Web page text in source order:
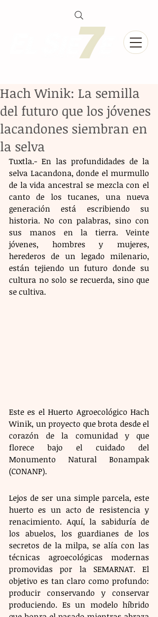
Hach Winik: La semilla
del futuro que los jóvenes
lacandones siembran en
la selva
Tuxtla.- En las profundidades de la
selva Lacandona, donde el murmullo
de la vida ancestral se mezcla con el
canto de los tucanes, una nueva
generación está escribiendo su
historia. No con palabras, sino con
sus manos en la tierra. Veinte
jóvenes, hombres y mujeres,
herederos de un legado milenario,
están tejiendo un futuro donde su
cultura no solo se recuerda, sino que
se cultiva.
Este es el Huerto Agroecológico Hach
Winik, un proyecto que brota desde el
corazón de la comunidad y que
florece bajo el cuidado del
Monumento Natural Bonampak
(CONANP).
Lejos de ser una simple parcela, este
huerto es un acto de resistencia y
renacimiento. Aquí, la sabiduría de
los abuelos, los guardianes de los
secretos de la milpa, se alía con las
técnicas agroecológicas modernas
promovidas por la SEMARNAT. El
objetivo es tan claro como profundo:
producir conservando y conservar
produciendo. Es un modelo híbrido